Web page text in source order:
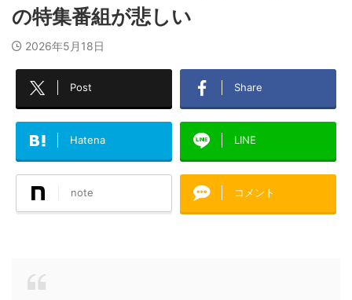
の特集番組が悲しい
2026年5月18日
Post Share
Hatena LINE
note コメント